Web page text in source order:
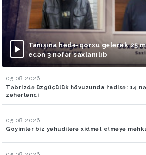
Tanışına hədə-qorxu gələrək 25
edən 3 nəfər saxlanılıb
05.08.2026
Təbrizdə üzgüçülük hövuzunda hadisə: 14
zəhərləndi
05.08.2026
Goyimlər biz yəhudilərə xidmət etməyə